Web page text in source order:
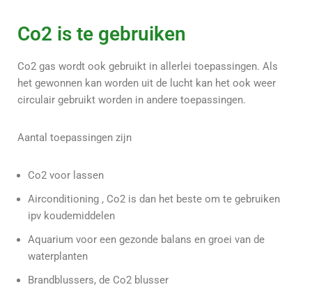
Co2 is te gebruiken
Co2 gas wordt ook gebruikt in allerlei toepassingen. Als
het gewonnen kan worden uit de lucht kan het ook weer
circulair gebruikt worden in andere toepassingen.
Aantal toepassingen zijn
Co2 voor lassen
Airconditioning , Co2 is dan het beste om te gebruiken
ipv koudemiddelen
Aquarium voor een gezonde balans en groei van de
waterplanten
Brandblussers, de Co2 blusser